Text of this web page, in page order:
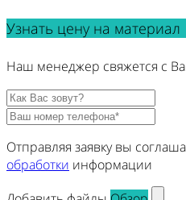
Узнать цену на материал
Наш менеджер свяжется с
Отправляя заявку вы
обработки информации